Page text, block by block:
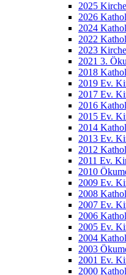
2025
2026
2024
2022
2023
2021 3.
2018
2019 Ev.
2017 Ev.
2016
2015 Ev.
2014
2013 Ev.
2012
2011 Ev.
2010
2009 Ev.
2008
2007 Ev.
2006
2005 Ev.
2004
2003
2001 Ev.
2000